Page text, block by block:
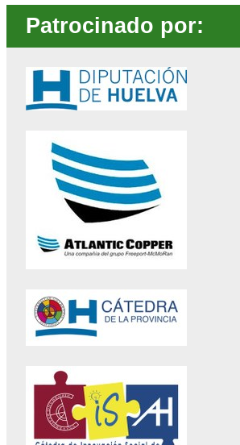
Patrocinado por: